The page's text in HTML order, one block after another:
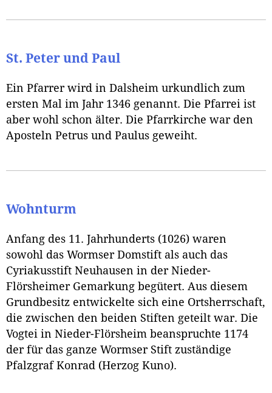
St. Peter und Paul
Ein Pfarrer wird in Dalsheim urkundlich zum
ersten Mal im Jahr 1346 genannt. Die Pfarrei ist
aber wohl schon älter. Die Pfarrkirche war den
Aposteln Petrus und Paulus geweiht.
Wohnturm
Anfang des 11. Jahrhunderts (1026) waren
sowohl das Wormser Domstift als auch das
Cyriakusstift Neuhausen in der Nieder-
Flörsheimer Gemarkung begütert. Aus diesem
Grundbesitz entwickelte sich eine Ortsherrschaft,
die zwischen den beiden Stiften geteilt war. Die
Vogtei in Nieder-Flörsheim beanspruchte 1174
der für das ganze Wormser Stift zuständige
Pfalzgraf Konrad (Herzog Kuno).